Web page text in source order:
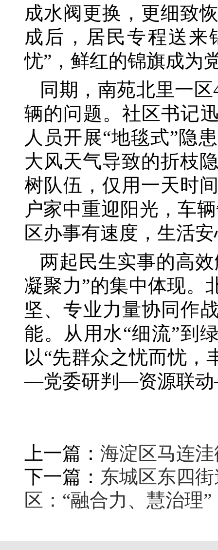
成水阀更换，更细致
成后，居民专程送来
忧”，鲜红的锦旗成为
同期，南苑北里一区
辆的问题。社区书记
人员开展“地毯式”隐
大风天气导致的折枝
树队伍，仅用一天时
户家中重迎阳光，车
区办事有速度，生活
两起民生实事的高
凝聚力”的集中体现。
坚、专业力量协同作
能。从用水“细流”到
以“先群众之忧而忧，
—党委研判—资源联动
上一篇： 海淀区马连
下一篇： 东城区东四
区：“融合力、慧治理”